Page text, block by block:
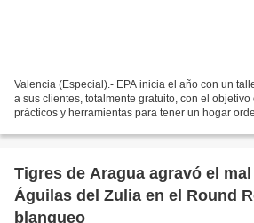
Valencia (Especial).- EPA inicia el año con un
a sus clientes, totalmente gratuito, con el
prácticos y herramientas para tener un hogar
Tigres de Aragua agravó el
Águilas del Zulia en el Round
blanqueo